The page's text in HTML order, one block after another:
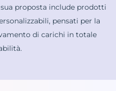
proposta include prodotti
pensati per la
di carichi in totale